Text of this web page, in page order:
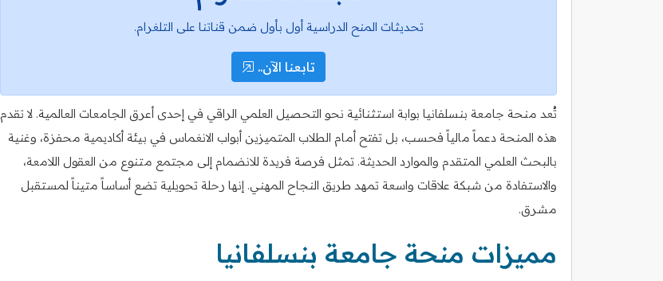
تحديثات المنح الدراسية أول بأول ضمن قناتنا على التلغرام.
تابعنا الآن..
تُعد منحة جامعة بنسلفانيا بوابة استثنائية نحو التحصيل العلمي الراقي في إحدى أعرق الجامعات العالمية. لا تقدم
هذه المنحة دعماً مالياً فحسب، بل تفتح أمام الطلاب المتميزين أبواب الانغماس في بيئة أكاديمية محفزة، وغنية
بالبحث العلمي المتقدم والموارد الحديثة. تمثل فرصة فريدة للانضمام إلى مجتمع متنوع من العقول اللامعة،
والاستفادة من شبكة علاقات واسعة تمهد طريق النجاح المهني. إنها رحلة تحويلية تضع أساساً متيناً لمستقبل
مشرق.
مميزات منحة جامعة بنسلفانيا